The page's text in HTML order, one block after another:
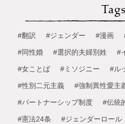
Tags
#翻訳 #ジェンダー #漫画
#同性婚 #選択的夫婦別姓 #
#女ことば #ミソジニー #ル
#性別二元主義 #強制異性愛主
#パートナーシップ制度 #伝統
#憲法24条 #ジェンダーロール